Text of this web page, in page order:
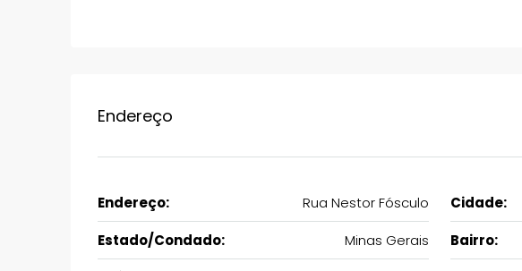
Endereço
Endereço: Rua Nestor Fósculo Cidade:
Estado/Condado:
Minas Gerais Bairro: